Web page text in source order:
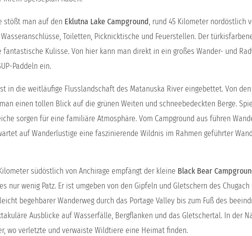
stößt man auf den Eklutna Lake Campground, rund 45 Kilometer nordöstlich
Toiletten, Picknicktische und Feuerstellen. Der
Kulisse. Von hier kann man direkt in ein großes Wander- und
Paddeln ein.
in die weitläufige Flusslandschaft des Matanuska River eingebettet. Von
einen tollen Blick auf die grünen Weiten und schneebedeckten Berge.
sorgen für eine familiäre Atmosphäre. Vom Campground aus führen
auf Wanderlustige eine faszinierende Wildnis im Rahmen geführter
südöstlich von Anchirage empfängt der kleine Black Bear
nur wenig Patz. Er ist umgeben von den Gipfeln und Gletschern des
begehbarer Wanderweg durch das Portage Valley bis zum Fuß des
Ausblicke auf Wasserfälle, Bergflanken und das Gletschertal. In der
wo verletzte und verwaiste Wildtiere eine Heimat finden.